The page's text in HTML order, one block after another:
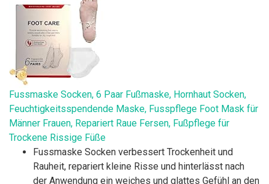
Fussmaske Socken, 6 Paar Fußmaske, Hornhaut Socken,
Feuchtigkeitsspendende Maske, Fusspflege Foot Mask für
Männer Frauen, Repariert Raue Fersen, Fußpflege für
Trockene Rissige Füße
Fussmaske Socken verbessert Trockenheit und
Rauheit, repariert kleine Risse und hinterlässt nach
der Anwendung ein weiches und glattes Gefühl an den